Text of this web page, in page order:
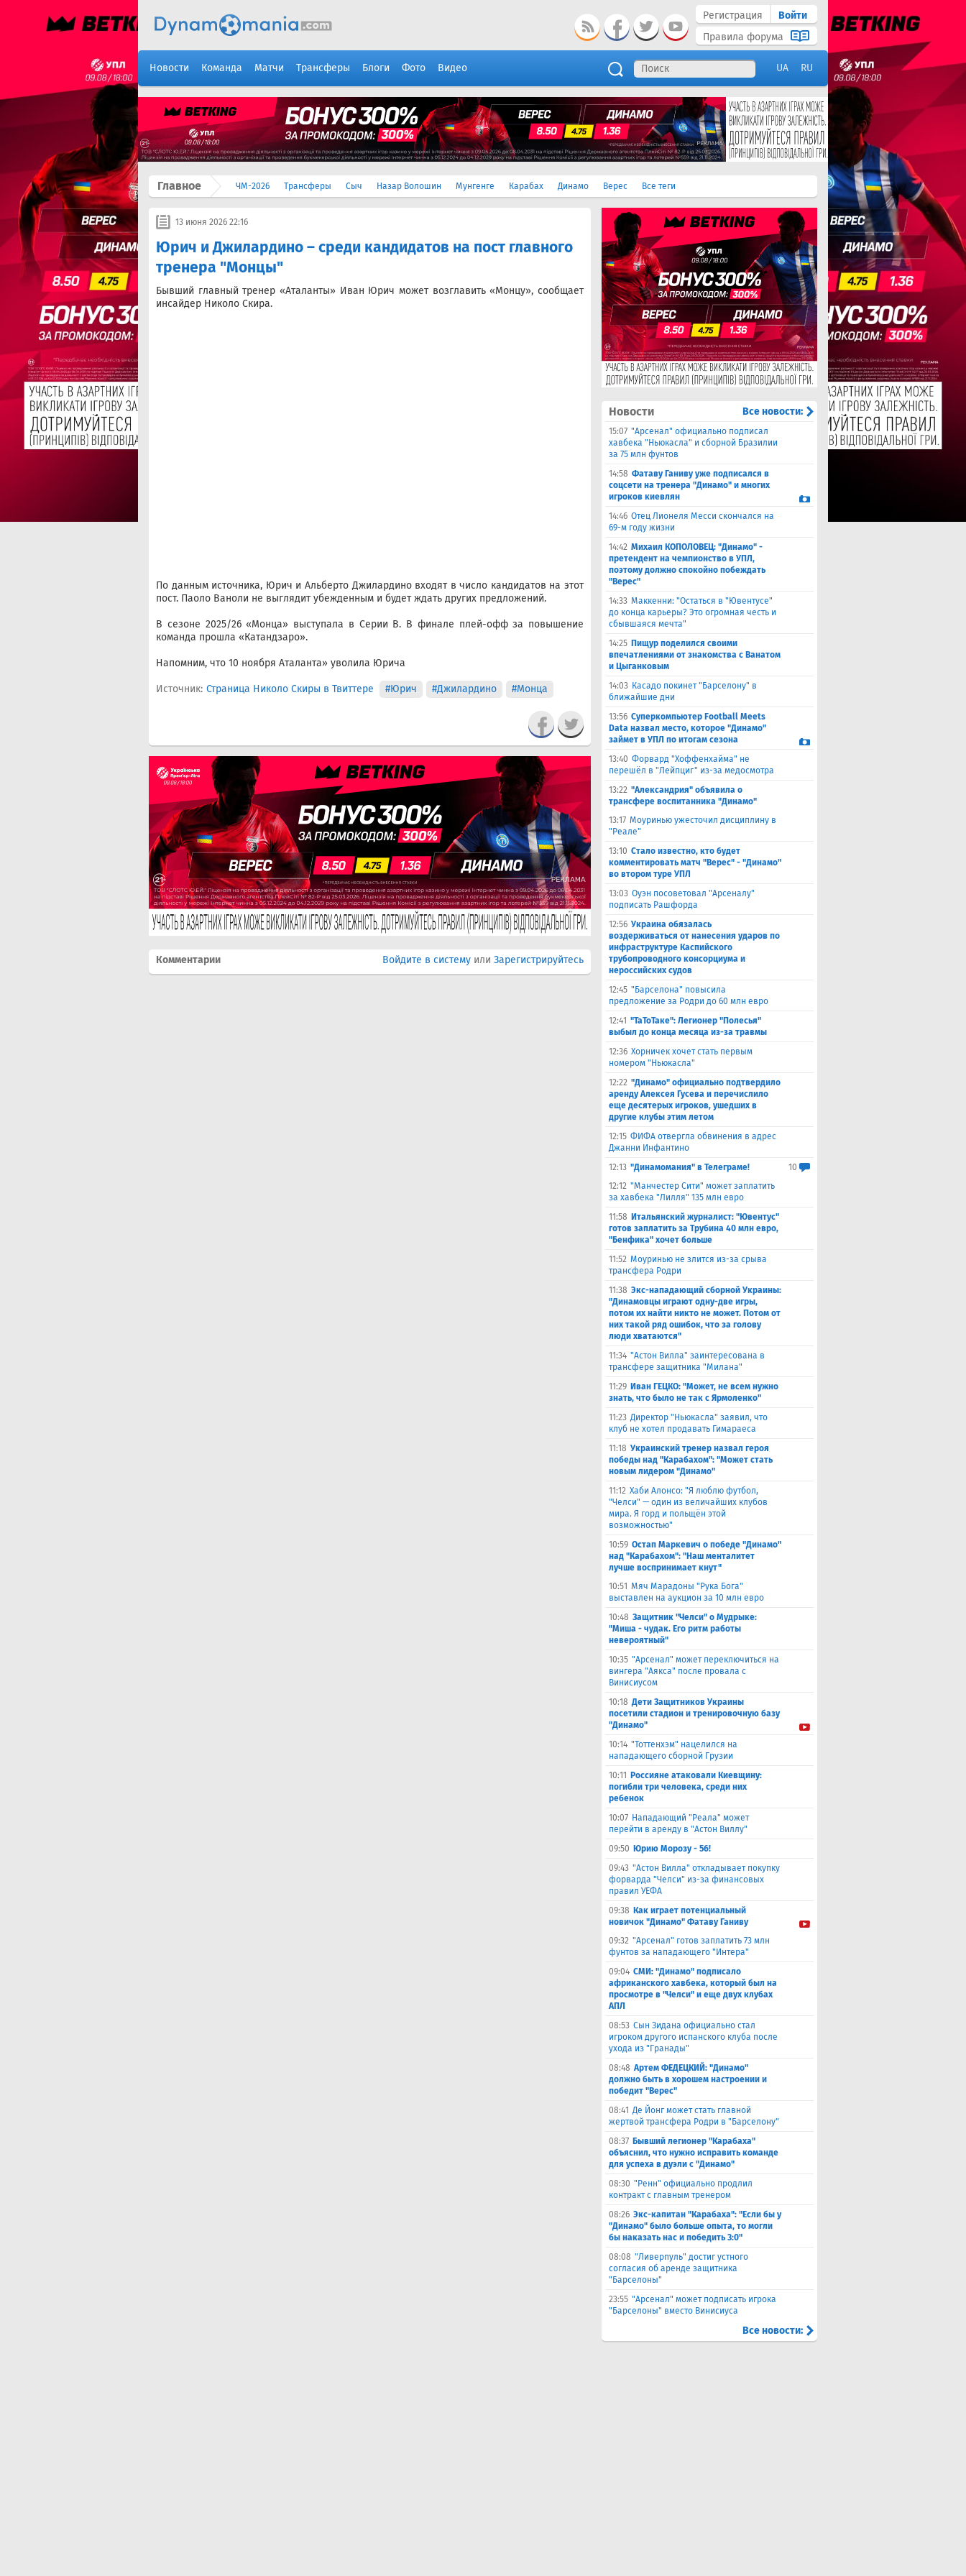
Регистрация
Войти
Правила форума
Новости Команда Матчи Трансферы Блоги Фото Видео UA RU
Главное ЧМ-2026 Трансферы Сыч Назар Волошин Мунгенге Карабах Динамо Верес Все теги
13 июня 2026 22:16
Юрич и Джилардино – среди кандидатов на пост главного
тренера "Монцы"
Бывший главный тренер «Аталанты» Иван Юрич может возглавить «Монцу», сообщает
инсайдер Николо Скира.
По данным источника, Юрич и Альберто Джилардино входят в число кандидатов на этот
пост. Паоло Ваноли не выглядит убежденным и будет ждать других предложений.
В сезоне 2025/26 «Монца» выступала в Серии B. В финале плей-офф за повышение
команда прошла «Катандзаро».
Напомним, что 10 ноября Аталанта» уволила Юрича
Источник: Страница Николо Скиры в Твиттере #Юрич #Джилардино #Монца
Комментарии Войдите в систему или Зарегистрируйтесь
Новости Все новости:
15:07 "Арсенал" официально подписал
хавбека "Ньюкасла" и сборной Бразилии
за 75 млн фунтов
14:58 Фатаву Ганиву уже подписался в
соцсети на тренера "Динамо" и многих
игроков киевлян
14:46 Отец Лионеля Месси скончался на
69-м году жизни
14:42 Михаил КОПОЛОВЕЦ: "Динамо" -
претендент на чемпионство в УПЛ,
поэтому должно спокойно побеждать
"Верес"
14:33 Маккенни: "Остаться в "Ювентусе"
до конца карьеры? Это огромная честь и
сбывшаяся мечта"
14:25 Пищур поделился своими
впечатлениями от знакомства с Ванатом
и Цыганковым
14:03 Касадо покинет "Барселону" в
ближайшие дни
13:56 Суперкомпьютер Football Meets
Data назвал место, которое "Динамо"
займет в УПЛ по итогам сезона
13:40 Форвард "Хоффенхайма" не
перешёл в "Лейпциг" из-за медосмотра
13:22 "Александрия" объявила о
трансфере воспитанника "Динамо"
13:17 Моуринью ужесточил дисциплину в
"Реале"
13:10 Стало известно, кто будет
комментировать матч "Верес" - "Динамо"
во втором туре УПЛ
13:03 Оуэн посоветовал "Арсеналу"
подписать Рашфорда
12:56 Украина обязалась
воздерживаться от нанесения ударов по
инфраструктуре Каспийского
трубопроводного консорциума и
нероссийских судов
12:45 "Барселона" повысила
предложение за Родри до 60 млн евро
12:41 "ТаТоТаке": Легионер "Полесья"
выбыл до конца месяца из-за травмы
12:36 Хорничек хочет стать первым
номером "Ньюкасла"
12:22 "Динамо" официально подтвердило
аренду Алексея Гусева и перечислило
еще десятерых игроков, ушедших в
другие клубы этим летом
12:15 ФИФА отвергла обвинения в адрес
Джанни Инфантино
12:13 "Динамомания" в Телеграме!
10
12:12 "Манчестер Сити" может заплатить
за хавбека "Лилля" 135 млн евро
11:58 Итальянский журналист: "Ювентус"
готов заплатить за Трубина 40 млн евро,
"Бенфика" хочет больше
11:52 Моуринью не злится из-за срыва
трансфера Родри
11:38 Экс-нападающий сборной Украины:
"Динамовцы играют одну-две игры,
потом их найти никто не может. Потом от
них такой ряд ошибок, что за голову
люди хватаются"
11:34 "Астон Вилла" заинтересована в
трансфере защитника "Милана"
11:29 Иван ГЕЦКО: "Может, не всем нужно
знать, что было не так с Ярмоленко"
11:23 Директор "Ньюкасла" заявил, что
клуб не хотел продавать Гимараеса
11:18 Украинский тренер назвал героя
победы над "Карабахом": "Может стать
новым лидером "Динамо"
11:12 Хаби Алонсо: "Я люблю футбол,
"Челси" — один из величайших клубов
мира. Я горд и польщён этой
возможностью"
10:59 Остап Маркевич о победе "Динамо"
над "Карабахом": "Наш менталитет
лучше воспринимает кнут"
10:51 Мяч Марадоны "Рука Бога"
выставлен на аукцион за 10 млн евро
10:48 Защитник "Челси" о Мудрыке:
"Миша - чудак. Его ритм работы
невероятный"
10:35 "Арсенал" может переключиться на
вингера "Аякса" после провала с
Винисиусом
10:18 Дети Защитников Украины
посетили стадион и тренировочную базу
"Динамо"
10:14 "Тоттенхэм" нацелился на
нападающего сборной Грузии
10:11
Россияне атаковали Киевщину:
погибли три человека, среди них
ребенок
10:07 Нападающий "Реала" может
перейти в аренду в "Астон Виллу"
09:50 Юрию Морозу - 56!
09:43 "Астон Вилла" откладывает покупку
форварда "Челси" из-за финансовых
правил УЕФА
09:38 Как играет потенциальный
новичок "Динамо" Фатаву Ганиву
09:32 "Арсенал" готов заплатить 73 млн
фунтов за нападающего "Интера"
09:04 СМИ: "Динамо" подписало
африканского хавбека, который был на
просмотре в "Челси" и еще двух клубах
АПЛ
08:53 Сын Зидана официально стал
игроком другого испанского клуба после
ухода из "Гранады"
08:48 Артем ФЕДЕЦКИЙ: "Динамо"
должно быть в хорошем настроении и
победит "Верес"
08:41 Де Йонг может стать главной
жертвой трансфера Родри в "Барселону"
08:37 Бывший легионер "Карабаха"
объяснил, что нужно исправить команде
для успеха в дуэли с "Динамо"
08:30 "Ренн" официально продлил
контракт с главным тренером
08:26 Экс-капитан "Карабаха": "Если бы у
"Динамо" было больше опыта, то могли
бы наказать нас и победить 3:0"
08:08 "Ливерпуль" достиг устного
согласия об аренде защитника
"Барселоны"
23:55 "Арсенал" может подписать игрока
"Барселоны" вместо Винисиуса
Все новости: